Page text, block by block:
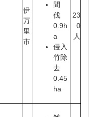
伊
万
里
市
間
伐
0.9h
a
侵入
竹除
去
0.45
ha
23
0
人